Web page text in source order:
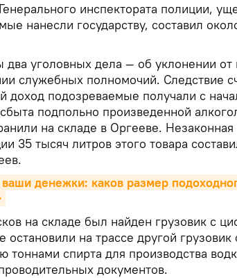
инспектората полиции,
нанесли государству, составил
уголовных дела — об уклонении от
служебных полномочий. Следствие
доход подозреваемые получали с
подпольно произведенной
на складе в Оргееве. Незаконная
35 тысяч литров этого товара
денежки: каков размер
на складе был найден грузовик с
остановили на трассе другой
тоннами спирта для производства
документов.